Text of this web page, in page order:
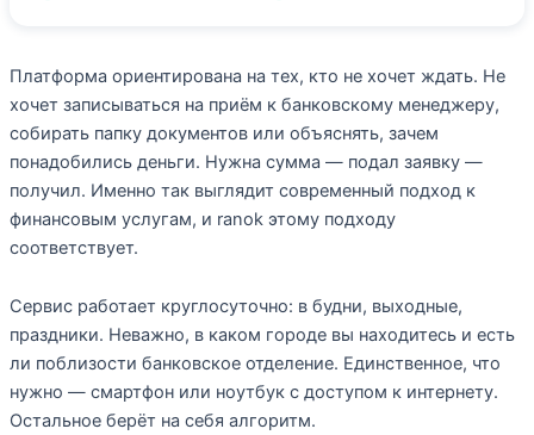
Платформа ориентирована на тех, кто не хочет ждать. Не
хочет записываться на приём к банковскому менеджеру,
собирать папку документов или объяснять, зачем
понадобились деньги. Нужна сумма — подал заявку —
получил. Именно так выглядит современный подход к
финансовым услугам, и ranok этому подходу
соответствует.
Сервис работает круглосуточно: в будни, выходные,
праздники. Неважно, в каком городе вы находитесь и есть
ли поблизости банковское отделение. Единственное, что
нужно — смартфон или ноутбук с доступом к интернету.
Остальное берёт на себя алгоритм.